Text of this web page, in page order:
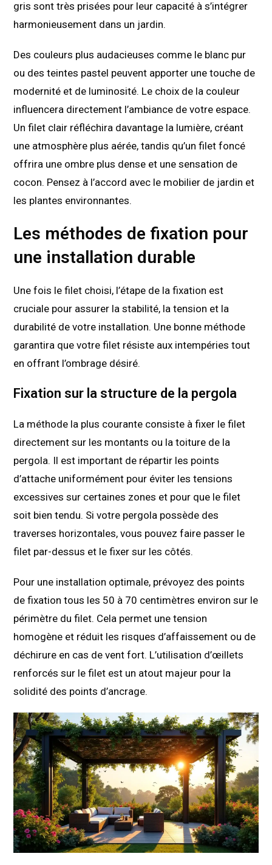
gris sont très prisées pour leur capacité à s’intégrer
harmonieusement dans un jardin.
Des couleurs plus audacieuses comme le blanc pur
ou des teintes pastel peuvent apporter une touche de
modernité et de luminosité. Le choix de la couleur
influencera directement l’ambiance de votre espace.
Un filet clair réfléchira davantage la lumière, créant
une atmosphère plus aérée, tandis qu’un filet foncé
offrira une ombre plus dense et une sensation de
cocon. Pensez à l’accord avec le mobilier de jardin et
les plantes environnantes.
Les méthodes de fixation pour
une installation durable
Une fois le filet choisi, l’étape de la fixation est
cruciale pour assurer la stabilité, la tension et la
durabilité de votre installation. Une bonne méthode
garantira que votre filet résiste aux intempéries tout
en offrant l’ombrage désiré.
Fixation sur la structure de la pergola
La méthode la plus courante consiste à fixer le filet
directement sur les montants ou la toiture de la
pergola. Il est important de répartir les points
d’attache uniformément pour éviter les tensions
excessives sur certaines zones et pour que le filet
soit bien tendu. Si votre pergola possède des
traverses horizontales, vous pouvez faire passer le
filet par-dessus et le fixer sur les côtés.
Pour une installation optimale, prévoyez des points
de fixation tous les 50 à 70 centimètres environ sur le
périmètre du filet. Cela permet une tension
homogène et réduit les risques d’affaissement ou de
déchirure en cas de vent fort. L’utilisation d’œillets
renforcés sur le filet est un atout majeur pour la
solidité des points d’ancrage.